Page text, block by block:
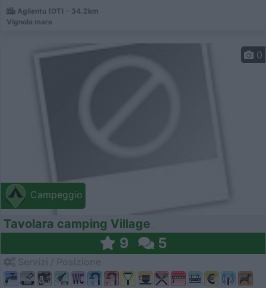
Aglientu (OT) - 34.2km
Vignola mare
Campeggio
0
Tavolara camping Village
9 5